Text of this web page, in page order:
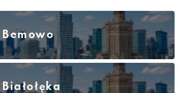
Bemowo
Białołęka